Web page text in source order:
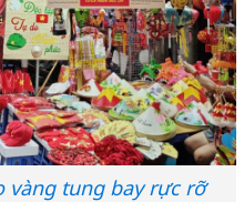
vàng tung bay rực rỡ